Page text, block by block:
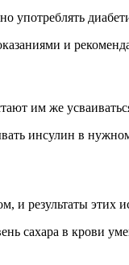
употреблять
и
им же
инсулин в
и результаты этих
сахара в крови